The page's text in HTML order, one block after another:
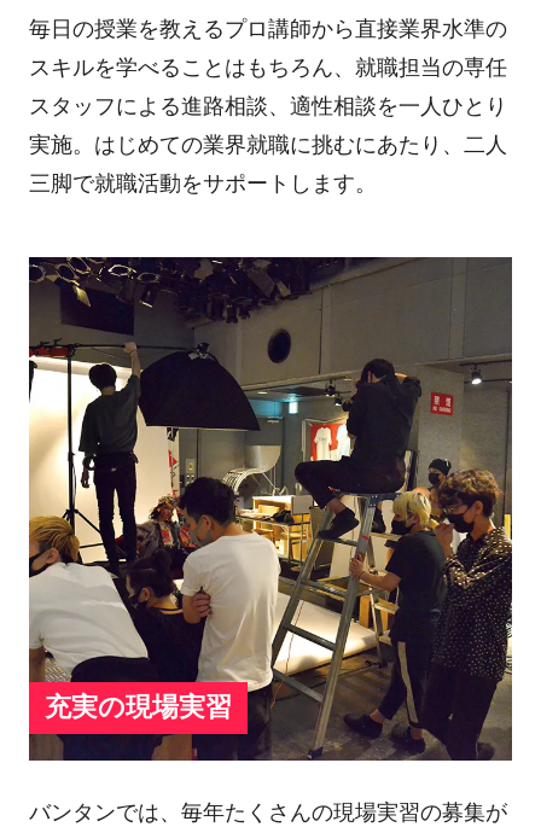
毎日の授業を教えるプロ講師から直接業界水準の
スキルを学べることはもちろん、就職担当の専任
スタッフによる進路相談、適性相談を一人ひとり
実施。はじめての業界就職に挑むにあたり、二人
三脚で就職活動をサポートします。
充実の現場実習
バンタンでは、毎年たくさんの現場実習の募集が